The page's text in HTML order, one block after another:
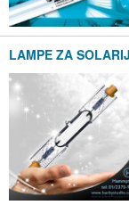
LAMPE ZA